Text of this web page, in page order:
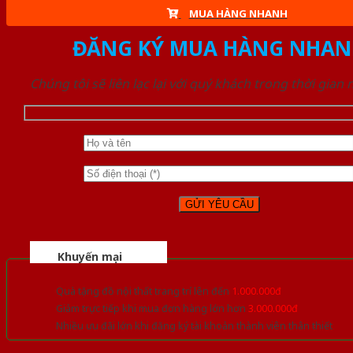
MUA HÀNG NHANH
ĐĂNG KÝ MUA HÀNG
Chúng tôi sẽ liên lạc lại với quý khách trong thời gian
Khuyến mại
Quà tặng đồ nội thất trang trí lên đến 1.000.000đ
Giảm trực tiếp khi mua đơn hàng lớn hơn 3.000.000đ
Nhiều ưu đãi lớn khi đăng ký tài khoản thành viên thân thiết